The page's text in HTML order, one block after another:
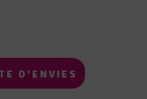
D’ENVIES